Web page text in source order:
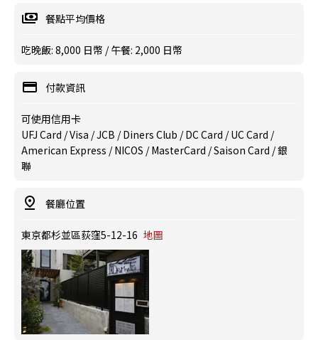
餐點平均價格
吃晚飯: 8,000 日幣 / 午餐: 2,000 日幣
付款資訊
可使用信用卡
UFJ Card / Visa / JCB / Diners Club / DC Card / UC Card /
American Express / NICOS / MasterCard / Saison Card / 銀
聯
餐廳位置
東京都杉並區荻窪5-12-16 地圖